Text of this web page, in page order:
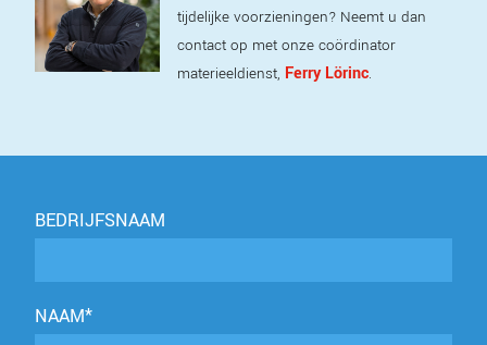
tijdelijke voorzieningen? Neemt u dan
contact op met onze coördinator
materieeldienst, Ferry Lörinc.
BEDRIJFSNAAM
NAAM*